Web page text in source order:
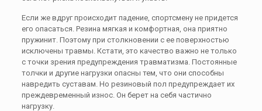
Если же вдруг происходит падение, спортсмену не придется
его опасаться. Резина мягкая и комфортная, она приятно
пружинит. Поэтому при столкновении с ее поверхностью
исключены травмы. Кстати, это качество важно не только
с точки зрения предупреждения травматизма. Постоянные
толчки и другие нагрузки опасны тем, что они способны
навредить суставам. Но резиновый пол предупреждает их
преждевременный износ. Он берет на себя частично
нагрузку.